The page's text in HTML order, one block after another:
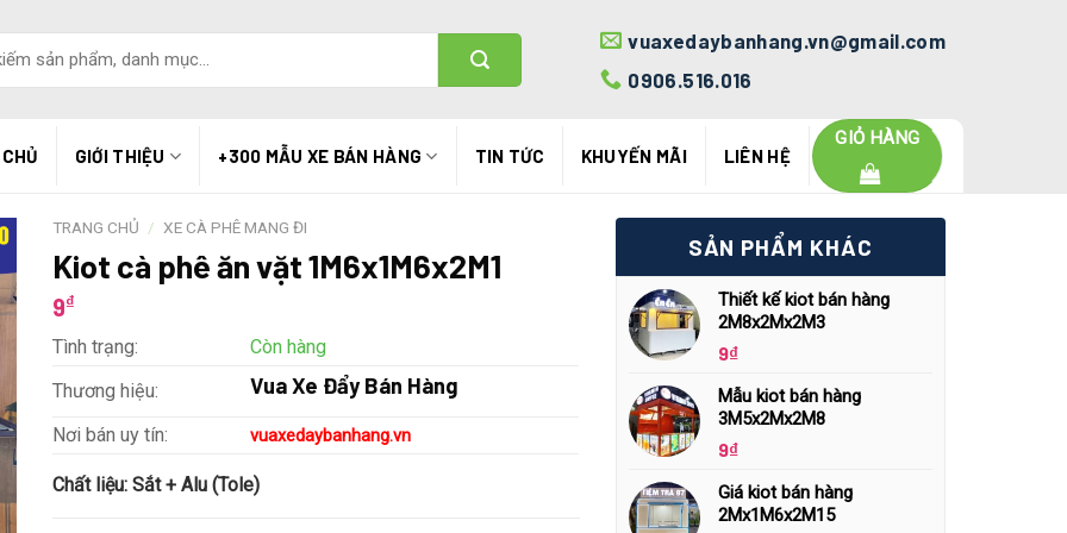
vuaxedaybanhang.vn@gmail.com
0906.516.016
GIỚI THIỆU +300 MẪU XE BÁN HÀNG TIN TỨC KHUYẾN MÃI LIÊN HỆ
GIỎ HÀNG
TRANG CHỦ / XE CÀ PHÊ MANG ĐI
Kiot cà phê ăn vặt 1M6x1M6x2M1
9₫
Tình trạng:
Còn hàng
Thương hiệu:
Vua Xe Đẩy Bán Hàng
Nơi bán uy tín: vuaxedaybanhang.vn
Chất liệu: Sắt + Alu (Tole)
SẢN PHẨM KHÁC
Thiết kế kiot bán hàng
2M8x2Mx2M3
9₫
Mẫu kiot bán hàng
3M5x2Mx2M8
9₫
Giá kiot bán hàng
2Mx1M6x2M15